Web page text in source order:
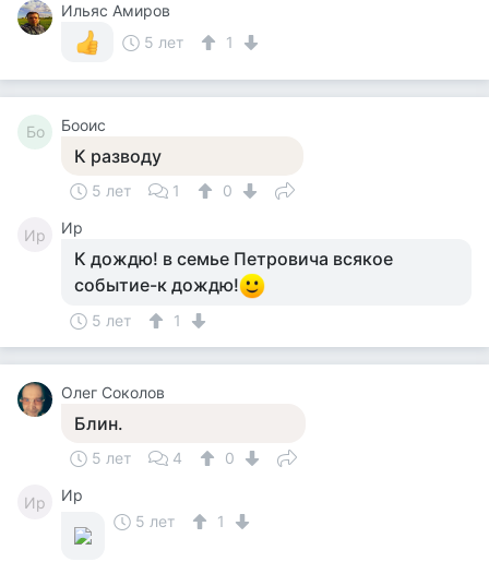
Ильяс Амиров
5 лет
1
Бо Бооис
К разводу
5 лет 1 0
Ир Ир
К дождю! в семье Петровича всякое
событие-к дождю!
5 лет 1
Олег Соколов
Блин.
5 лет 4 0
Ир
Ир
5 лет
1